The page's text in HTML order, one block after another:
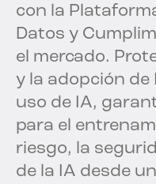
con la
Datos y
el mercado.
y la adopción de
uso de IA,
para el
riesgo, la
de la IA desde